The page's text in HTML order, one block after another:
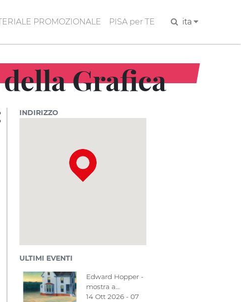
PROMOZIONALE PISA per TE Cerca ita
Grafica
INDIRIZZO
ULTIMI EVENTI
Edward Hopper -
mostra a…
14 Ott 2026 - 07